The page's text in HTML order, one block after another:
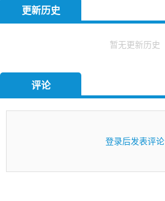
更新历史
暂无更新历史
评论
登录后发表评论